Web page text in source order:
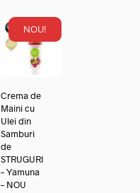
NOU!
Crema de
Maini cu
Ulei din
Samburi
de
STRUGURI
– Yamuna
– NOU